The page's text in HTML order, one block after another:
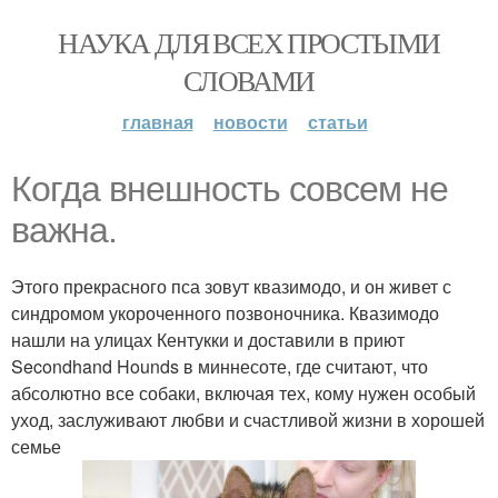
НАУКА ДЛЯ ВСЕХ ПРОСТЫМИ
СЛОВАМИ
главная новости статьи
Когда внешность совсем не
важна.
Этого прекрасного пса зовут квазимодо, и он живет с
синдромом укороченного позвоночника. Квазимодо
нашли на улицах Кентукки и доставили в приют
Secondhand Hounds в миннесоте, где считают, что
абсолютно все собаки, включая тех, кому нужен особый
уход, заслуживают любви и счастливой жизни в хорошей
семье